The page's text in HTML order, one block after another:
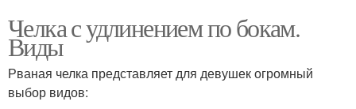
Челка с удлинением по бокам.
Виды
Рваная челка представляет для девушек огромный
выбор видов: